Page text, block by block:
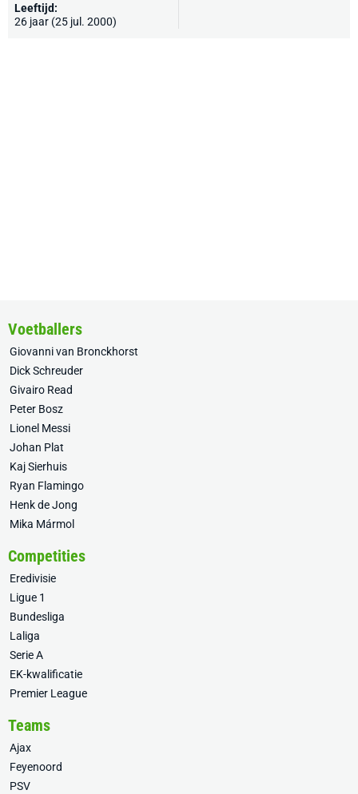
Leeftijd:
26 jaar (25 jul. 2000)
Voetballers
Giovanni van Bronckhorst
Dick Schreuder
Givairo Read
Peter Bosz
Lionel Messi
Johan Plat
Kaj Sierhuis
Ryan Flamingo
Henk de Jong
Mika Mármol
Competities
Eredivisie
Ligue 1
Bundesliga
Laliga
Serie A
EK-kwalificatie
Premier League
Teams
Ajax
Feyenoord
PSV